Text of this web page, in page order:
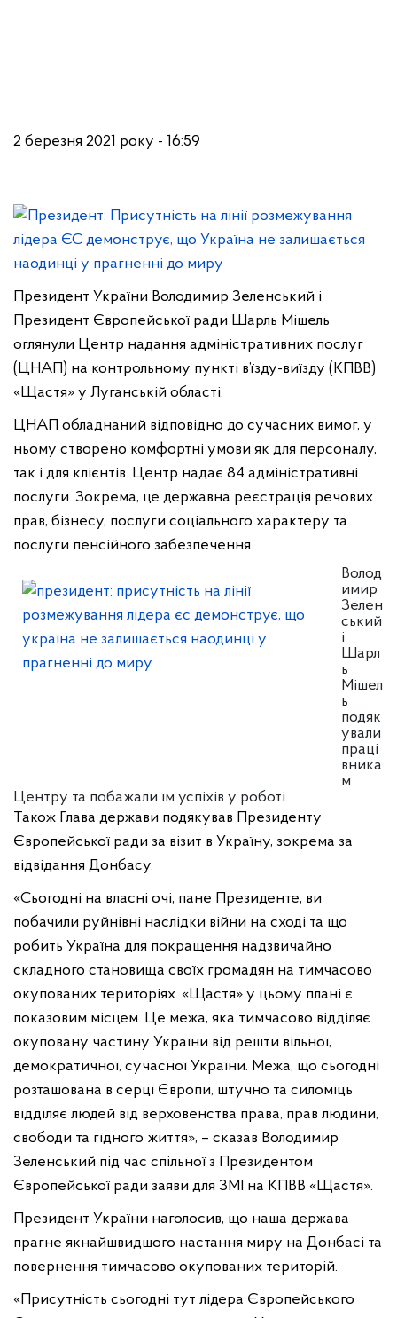
2 березня 2021 року - 16:59
Президент України Володимир Зеленський і
Президент Європейської ради Шарль Мішель
оглянули Центр надання адміністративних послуг
(ЦНАП) на контрольному пункті в’їзду-виїзду (КПВВ)
«Щастя» у Луганській області.
ЦНАП обладнаний відповідно до сучасних вимог, у
ньому створено комфортні умови як для персоналу,
так і для клієнтів. Центр надає 84 адміністративні
послуги. Зокрема, це державна реєстрація речових
прав, бізнесу, послуги соціального характеру та
послуги пенсійного забезпечення.
Волод
имир
Зелен
ський
і
Шарл
ь
Мішел
ь
подяк
ували
праці
вника
м
Центру та побажали їм успіхів у роботі.
Також Глава держави подякував Президенту
Європейської ради за візит в Україну, зокрема за
відвідання Донбасу.
«Сьогодні на власні очі, пане Президенте, ви
побачили руйнівні наслідки війни на сході та що
робить Україна для покращення надзвичайно
складного становища своїх громадян на тимчасово
окупованих територіях. «Щастя» у цьому плані є
показовим місцем. Це межа, яка тимчасово відділяє
окуповану частину України від решти вільної,
демократичної, сучасної України. Межа, що сьогодні
розташована в серці Європи, штучно та силоміць
відділяє людей від верховенства права, прав людини,
свободи та гідного життя», – сказав Володимир
Зеленський під час спільної з Президентом
Європейської ради заяви для ЗМІ на КПВВ «Щастя».
Президент України наголосив, що наша держава
прагне якнайшвидшого настання миру на Донбасі та
повернення тимчасово окупованих територій.
«Присутність сьогодні тут лідера Європейського